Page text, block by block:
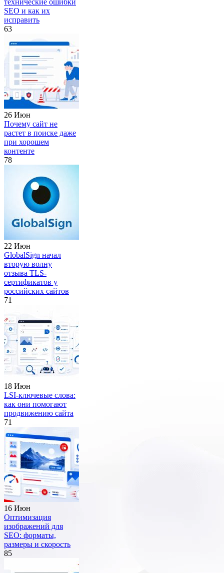
технические ошибки
SEO и как их
исправить
63
26 Июн
Почему сайт не
растет в поиске даже
при хорошем
контенте
78
22 Июн
GlobalSign начал
вторую волну
отзыва TLS-
сертификатов у
российских сайтов
71
18 Июн
LSI-ключевые слова:
как они помогают
продвижению сайта
71
16 Июн
Оптимизация
изображений для
SEO: форматы,
размеры и скорость
85